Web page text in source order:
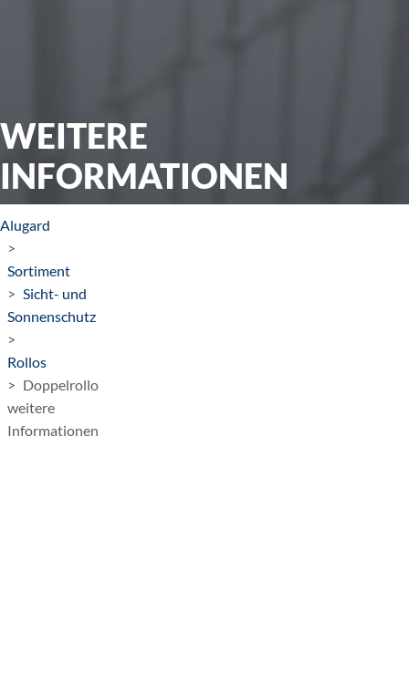
WEITERE
INFORMATIONEN
Alugard
Sortiment
Sicht- und
Sonnenschutz
Rollos
Doppelrollo
weitere
Informationen